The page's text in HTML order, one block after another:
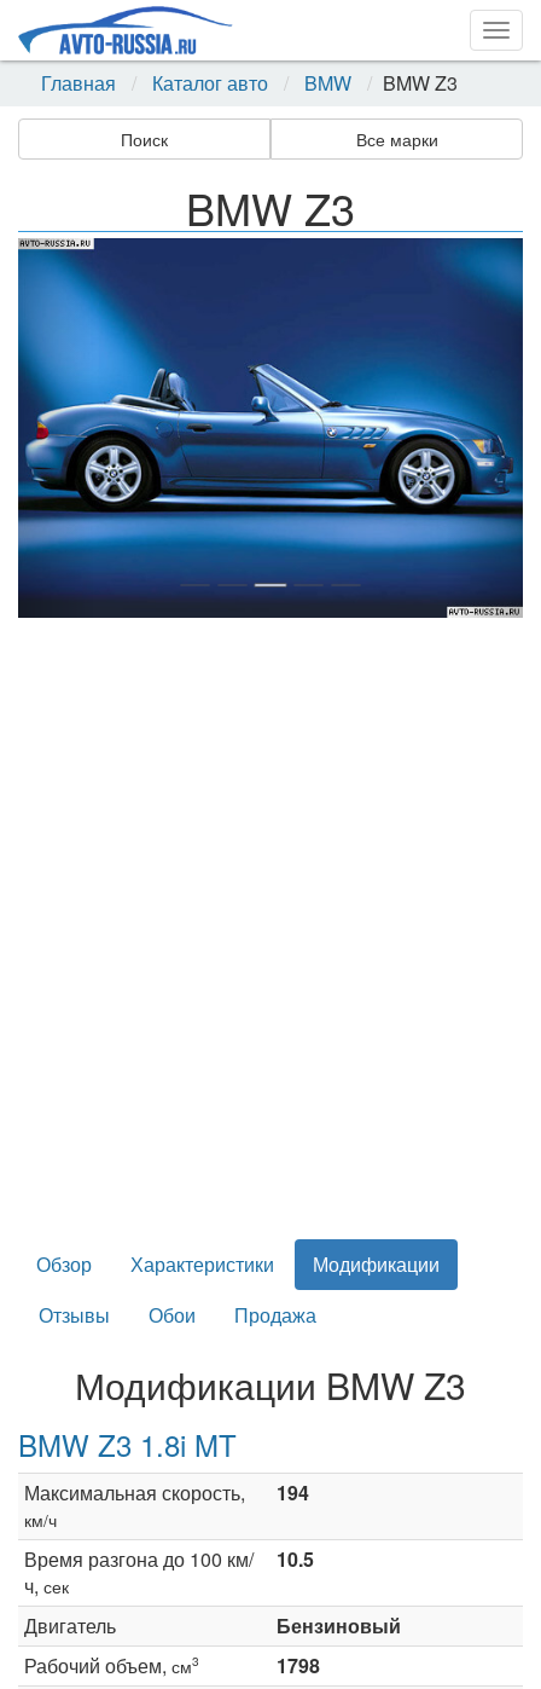
Главная
Каталог авто BMW BMW Z3
Поиск Все марки
BMW Z3
Назад
Обзор Характеристики
Модификации
Отзывы
Обои Продажа
Модификации BMW Z3
BMW Z3 1.8i MT
Максимальная скорость,
км/ч
194
Время разгона до 100 км/
ч, сек
10.5
Двигатель
Бензиновый
Рабочий объем, см3
1798